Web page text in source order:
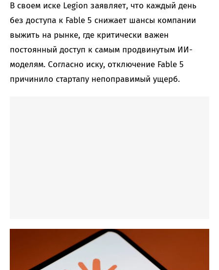
В своем иске Legion заявляет, что каждый день
без доступа к Fable 5 снижает шансы компании
выжить на рынке, где критически важен
постоянный доступ к самым продвинутым ИИ-
моделям. Согласно иску, отключение Fable 5
причинило стартапу непоправимый ущерб.